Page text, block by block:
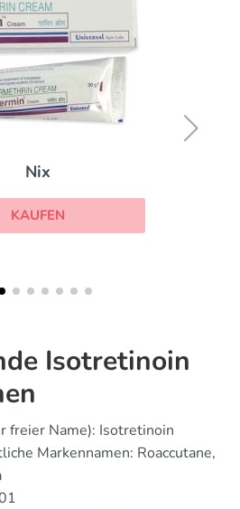
Nix
KAUFEN
Isotretinoin
freier Name): Isotretinoin
Markennamen: Roaccutane,